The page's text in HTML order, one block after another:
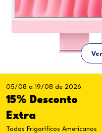
05/08 a 19/08 de 2026
15% Desconto
Extra
Todos Frigoríficos Americanos